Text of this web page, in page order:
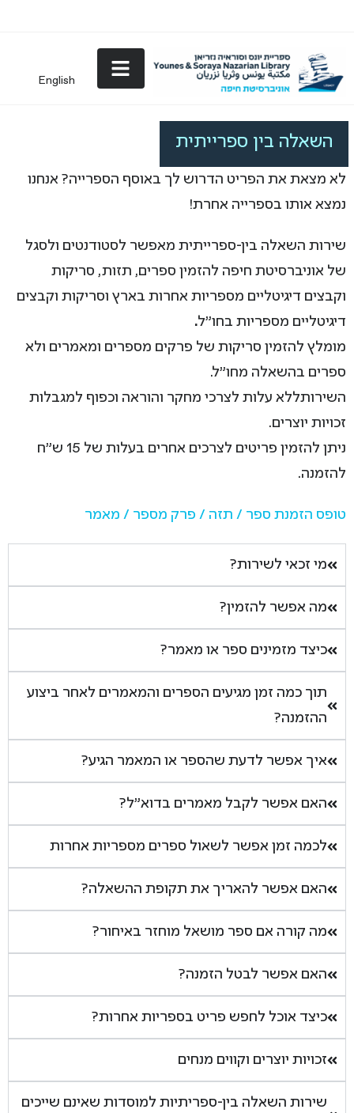
English
השאלה בין ספרייתית
לא מצאת את הפריט הדרוש לך באוסף הספרייה? אנחנו
נמצא אותו בספרייה אחרת!
שירות השאלה בין-ספרייתית מאפשר לסטודנטים ולסגל
של אוניברסיטת חיפה להזמין ספרים, תזות, סריקות
וקבצים דיגיטליים מספריות אחרות בארץ וסריקות וקבצים
דיגיטליים מספריות בחו"ל.
מומלץ להזמין סריקות של פרקים מספרים ומאמרים ולא
ספרים בהשאלה מחו"ל.
השירותללא עלות לצרכי מחקר והוראה וכפוף למגבלות
זכויות יוצרים.
ניתן להזמין פריטים לצרכים אחרים בעלות של 15 ש"ח
להזמנה.
טופס הזמנת ספר / תזה / פרק מספר / מאמר
מי זכאי לשירות?
מה אפשר להזמין?
כיצד מזמינים ספר או מאמר?
תוך כמה זמן מגיעים הספרים והמאמרים לאחר ביצוע
ההזמנה?
איך אפשר לדעת שהספר או המאמר הגיע?
האם אפשר לקבל מאמרים בדוא"ל?
לכמה זמן אפשר לשאול ספרים מספריות אחרות
האם אפשר להאריך את תקופת ההשאלה?
מה קורה אם ספר מושאל מוחזר באיחור?
האם אפשר לבטל הזמנה?
כיצד אוכל לחפש פריט בספריות אחרות?
זכויות יוצרים וקווים מנחים
שירות השאלה בין-ספריתיות למוסדות שאינם שייכים